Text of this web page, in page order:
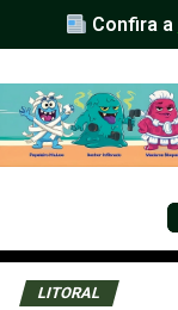
Confira a
LITORAL